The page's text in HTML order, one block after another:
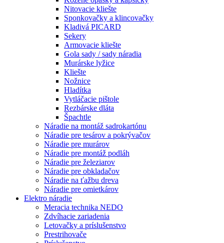
Nitovacie kliešte
Sponkovačky a klincovačky
Kladivá PICARD
Sekery
Armovacie kliešte
Gola sady / sady náradia
Murárske lyžice
Kliešte
Nožnice
Hladítka
Vytláčacie pištole
Rezbárske dláta
Špachtle
Náradie na montáž sadrokartónu
Náradie pre tesárov a pokrývačov
Náradie pre murárov
Náradie pre montáž podláh
Náradie pre železiarov
Náradie pre obkladačov
Náradie na ťažbu dreva
Náradie pre omietkárov
Elektro náradie
Meracia technika NEDO
Zdvíhacie zariadenia
Letovačky a príslušenstvo
Prestrihovače